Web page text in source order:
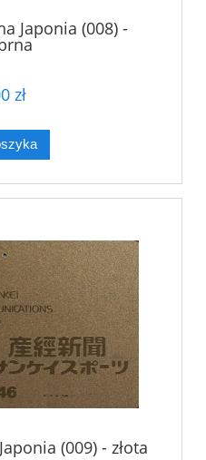
Japonia (008) -
zł
(009) - złota